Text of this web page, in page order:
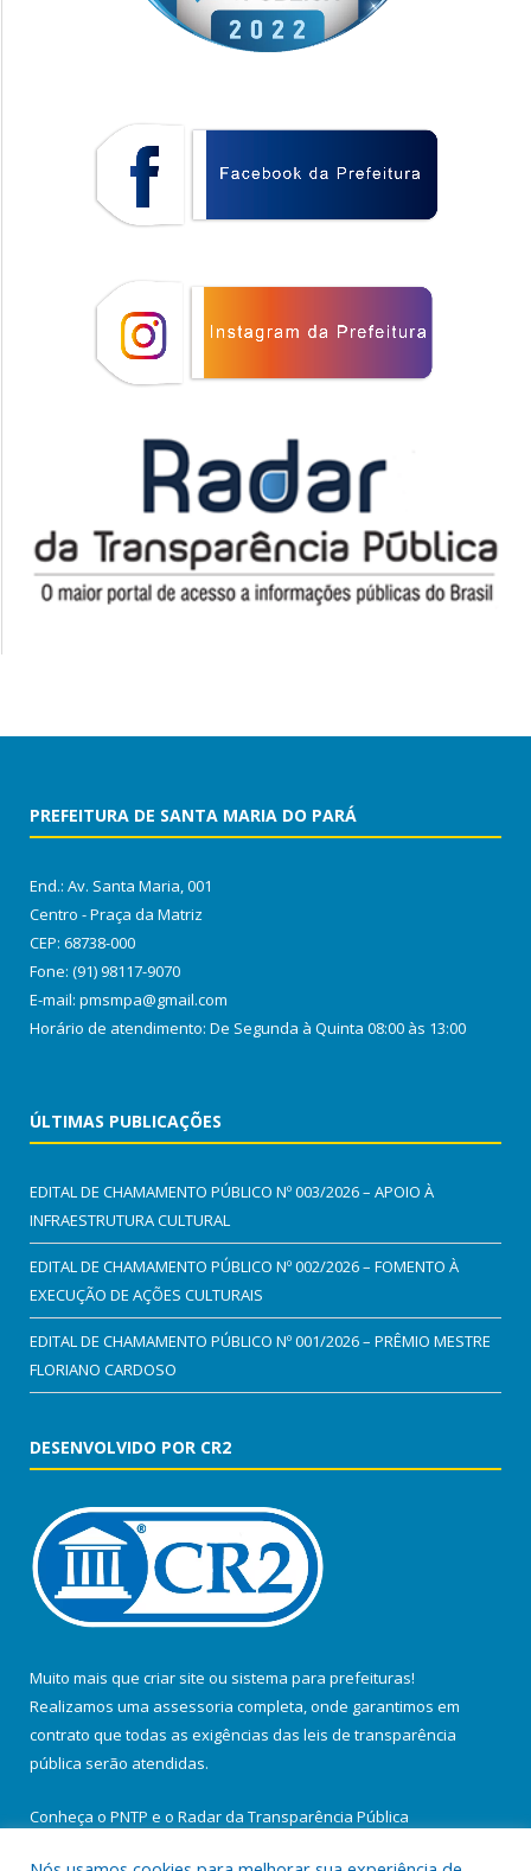
PREFEITURA DE SANTA MARIA DO PARÁ
End.: Av. Santa Maria, 001
Centro - Praça da Matriz
CEP: 68738-000
Fone: (91) 98117-9070
E-mail: pmsmpa@gmail.com
Horário de atendimento: De Segunda à Quinta 08:00 às 13:00
ÚLTIMAS PUBLICAÇÕES
EDITAL DE CHAMAMENTO PÚBLICO Nº 003/2026 – APOIO À
INFRAESTRUTURA CULTURAL
EDITAL DE CHAMAMENTO PÚBLICO Nº 002/2026 – FOMENTO À
EXECUÇÃO DE AÇÕES CULTURAIS
EDITAL DE CHAMAMENTO PÚBLICO Nº 001/2026 – PRÊMIO MESTRE
FLORIANO CARDOSO
DESENVOLVIDO POR CR2
Muito mais que criar site ou sistema para prefeituras!
Realizamos uma assessoria completa, onde garantimos em
contrato que todas as exigências das leis de transparência
pública serão atendidas.
Conheça o PNTP e o Radar da Transparência Pública